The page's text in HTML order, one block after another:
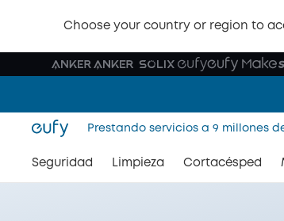
Choose your country or region to
Prestando servicios a 9 millones
Seguridad Limpieza Cortacésped